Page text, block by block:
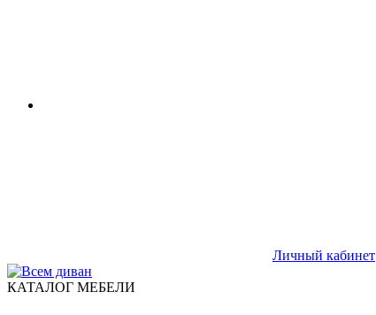
Личный кабинет
КАТАЛОГ МЕБЕЛИ